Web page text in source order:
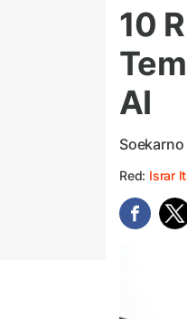
10
AI
Red: Israr